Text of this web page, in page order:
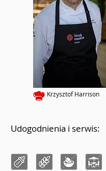
Krzysztof Harrison
Udogodnienia i serwis: